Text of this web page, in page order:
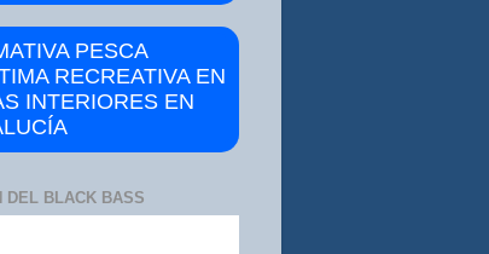
PESCA
RECREATIVA EN
INTERIORES EN
DEL BLACK BASS